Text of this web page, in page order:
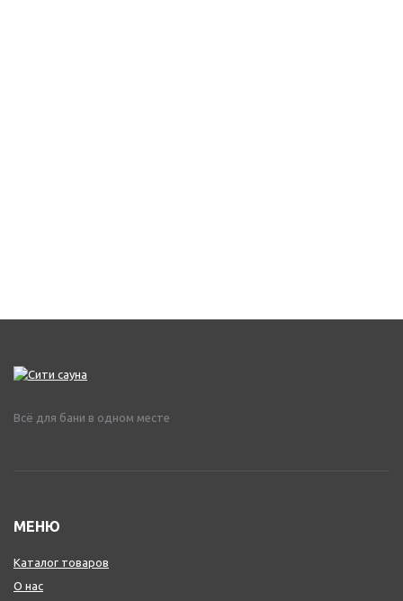
Всё для бани в одном месте
МЕНЮ
Каталог товаров
О нас